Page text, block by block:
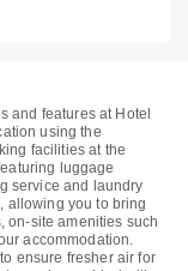
and features at Hotel
using the
facilities at the
luggage
service and laundry
allowing you to bring
on-site amenities such
accommodation.
ensure fresher air for